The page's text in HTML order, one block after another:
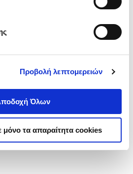
Προβολή λεπτομερειών
Όλων
μόνο τα απαραίτητα cookies